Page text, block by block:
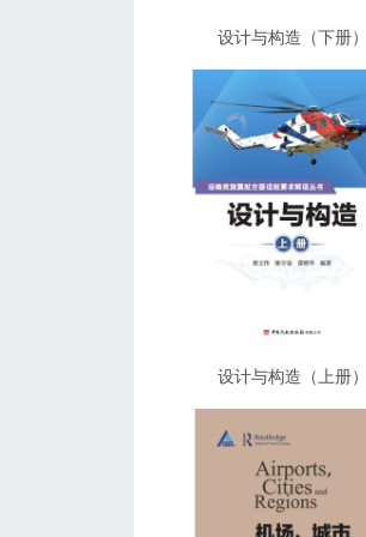
设计与构造（下册）
设计与构造（上册）